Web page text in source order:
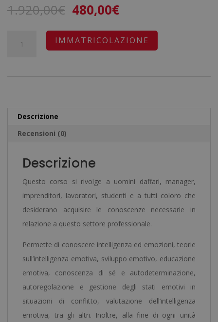
1.920,00€ Il
originale
era:
480,00€Il
attuale
è:
Certificato
Notaio
Europeo
quantità
IMMATRICOLAZIONE
e
Descrizione
Recensioni (0)
Descrizione
Questo corso si rivolge a uomini daffari, manager,
imprenditori, lavoratori, studenti e a tutti coloro che
desiderano acquisire le conoscenze necessarie in
relazione a questo settore professionale.
Permette di conoscere intelligenza ed emozioni, teorie
sull’intelligenza emotiva, sviluppo emotivo, educazione
emotiva, conoscenza di sé e autodeterminazione,
autoregolazione e gestione degli stati emotivi in
situazioni di conflitto, valutazione dell’intelligenza
emotiva, tra gli altri. Inoltre, alla fine di ogni unità